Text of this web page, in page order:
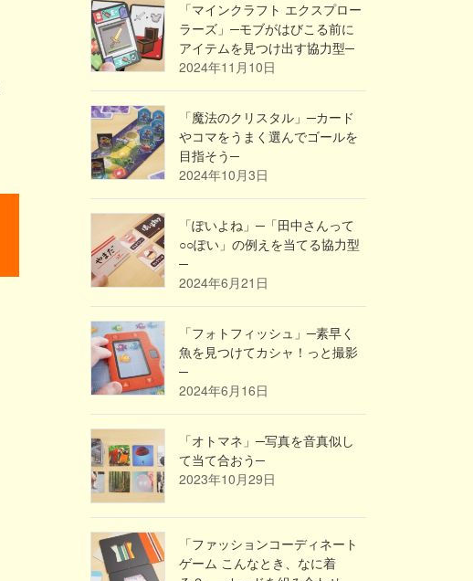
「マインクラフト エクスプロー
ラーズ」─モブがはびこる前に
アイテムを見つけ出す協力型─
2024年11月10日
「魔法のクリスタル」─カード
やコマをうまく選んでゴールを
目指そう─
2024年10月3日
「ぽいよね」─「田中さんって
○○ぽい」の例えを当てる協力型
─
2024年6月21日
「フォトフィッシュ」─素早く
魚を見つけてカシャ！っと撮影
─
2024年6月16日
「オトマネ」─写真を音真似し
て当て合おう─
2023年10月29日
「ファッションコーディネート
ゲーム こんなとき、なに着